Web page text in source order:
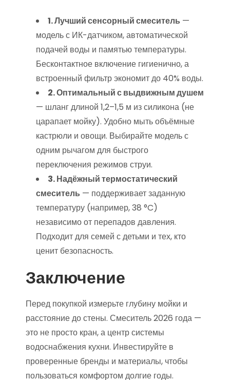
1. Лучший сенсорный смеситель —
модель с ИК-датчиком, автоматической
подачей воды и памятью температуры.
Бесконтактное включение гигиенично, а
встроенный фильтр экономит до 40% воды.
2. Оптимальный с выдвижным душем
— шланг длиной 1,2–1,5 м из силикона (не
царапает мойку). Удобно мыть объёмные
кастрюли и овощи. Выбирайте модель с
одним рычагом для быстрого
переключения режимов струи.
3. Надёжный термостатический
смеситель — поддерживает заданную
температуру (например, 38 °C)
независимо от перепадов давления.
Подходит для семей с детьми и тех, кто
ценит безопасность.
Заключение
Перед покупкой измерьте глубину мойки и
расстояние до стены. Смеситель 2026 года —
это не просто кран, а центр системы
водоснабжения кухни. Инвестируйте в
проверенные бренды и материалы, чтобы
пользоваться комфортом долгие годы.